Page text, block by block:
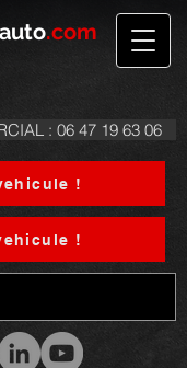
auto.com
: 06 47 19 63 06
!
!